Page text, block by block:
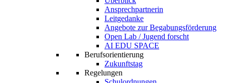
Ansprechpartnerin
Leitgedanke
Angebote zur Begabungsförderung
Open Lab / Jugend forscht
AI EDU SPACE
Berufsorientierung
Zukunftstag
Regelungen